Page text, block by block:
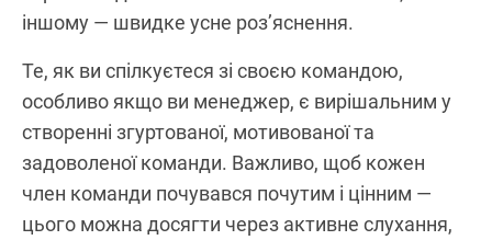
іншому — швидке усне роз’яснення.
Те, як ви спілкуєтеся зі своєю командою,
особливо якщо ви менеджер, є вирішальним у
створенні згуртованої, мотивованої та
задоволеної команди. Важливо, щоб кожен
член команди почувався почутим і цінним —
цього можна досягти через активне слухання,